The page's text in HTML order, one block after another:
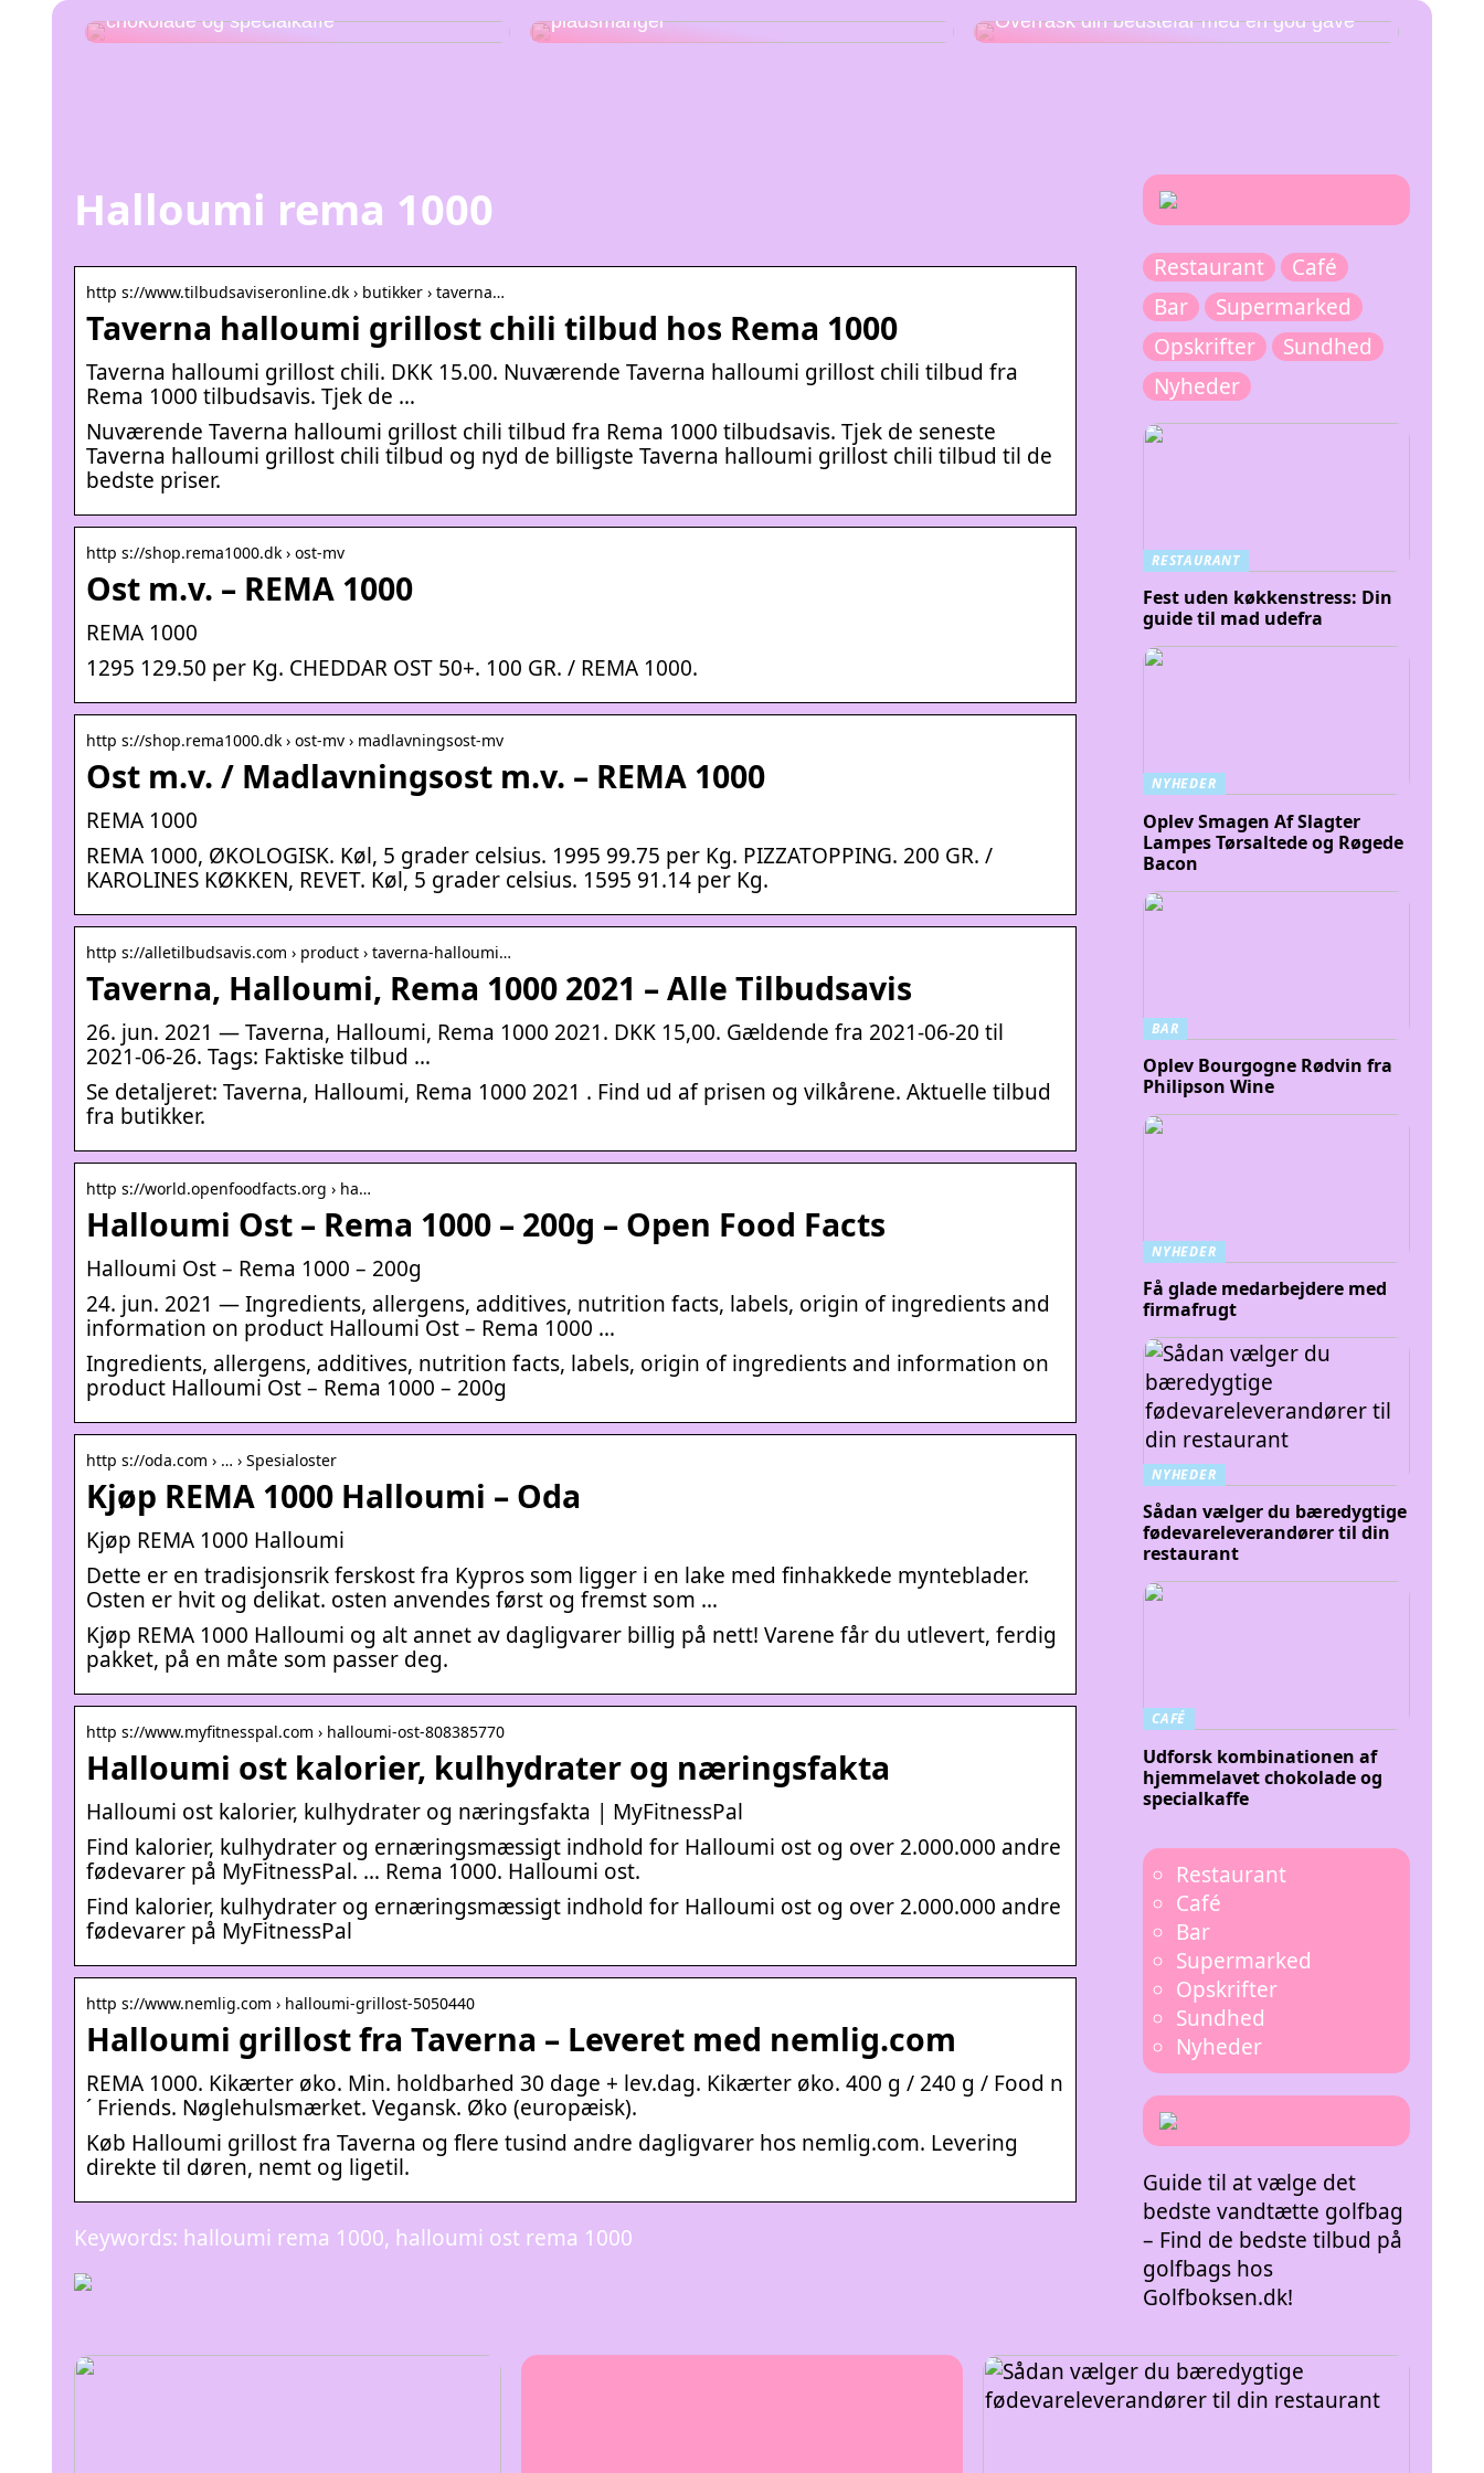
chokolade og specialkaffe
pladsmangel
Overrask din bedstefar med en god gave
Halloumi rema 1000
http s://www.tilbudsaviseronline.dk › butikker › taverna…
Taverna halloumi grillost chili tilbud hos Rema 1000
Taverna halloumi grillost chili. DKK 15.00. Nuværende Taverna halloumi grillost chili tilbud fra
Rema 1000 tilbudsavis. Tjek de …
Nuværende Taverna halloumi grillost chili tilbud fra Rema 1000 tilbudsavis. Tjek de seneste
Taverna halloumi grillost chili tilbud og nyd de billigste Taverna halloumi grillost chili tilbud til de
bedste priser.
http s://shop.rema1000.dk › ost-mv
Ost m.v. – REMA 1000
REMA 1000
1295 129.50 per Kg. CHEDDAR OST 50+. 100 GR. / REMA 1000.
http s://shop.rema1000.dk › ost-mv › madlavningsost-mv
Ost m.v. / Madlavningsost m.v. – REMA 1000
REMA 1000
REMA 1000, ØKOLOGISK. Køl, 5 grader celsius. 1995 99.75 per Kg. PIZZATOPPING. 200 GR. /
KAROLINES KØKKEN, REVET. Køl, 5 grader celsius. 1595 91.14 per Kg.
http s://alletilbudsavis.com › product › taverna-halloumi…
Taverna, Halloumi, Rema 1000 2021 – Alle Tilbudsavis
26. jun. 2021 — Taverna, Halloumi, Rema 1000 2021. DKK 15,00. Gældende fra 2021-06-20 til
2021-06-26. Tags: Faktiske tilbud …
Se detaljeret: Taverna, Halloumi, Rema 1000 2021 . Find ud af prisen og vilkårene. Aktuelle tilbud
fra butikker.
http s://world.openfoodfacts.org › ha…
Halloumi Ost – Rema 1000 – 200g – Open Food Facts
Halloumi Ost – Rema 1000 – 200g
24. jun. 2021 — Ingredients, allergens, additives, nutrition facts, labels, origin of ingredients and
information on product Halloumi Ost – Rema 1000 …
Ingredients, allergens, additives, nutrition facts, labels, origin of ingredients and information on
product Halloumi Ost – Rema 1000 – 200g
http s://oda.com › … › Spesialoster
Kjøp REMA 1000 Halloumi – Oda
Kjøp REMA 1000 Halloumi
Dette er en tradisjonsrik ferskost fra Kypros som ligger i en lake med finhakkede mynteblader.
Osten er hvit og delikat. osten anvendes først og fremst som …
Kjøp REMA 1000 Halloumi og alt annet av dagligvarer billig på nett! Varene får du utlevert, ferdig
pakket, på en måte som passer deg.
http s://www.myfitnesspal.com › halloumi-ost-808385770
Halloumi ost kalorier, kulhydrater og næringsfakta
Halloumi ost kalorier, kulhydrater og næringsfakta | MyFitnessPal
Find kalorier, kulhydrater og ernæringsmæssigt indhold for Halloumi ost og over 2.000.000 andre
fødevarer på MyFitnessPal. … Rema 1000. Halloumi ost.
Find kalorier, kulhydrater og ernæringsmæssigt indhold for Halloumi ost og over 2.000.000 andre
fødevarer på MyFitnessPal
http s://www.nemlig.com › halloumi-grillost-5050440
Halloumi grillost fra Taverna – Leveret med nemlig.com
REMA 1000. Kikærter øko. Min. holdbarhed 30 dage + lev.dag. Kikærter øko. 400 g / 240 g / Food n
´ Friends. Nøglehulsmærket. Vegansk. Øko (europæisk).
Køb Halloumi grillost fra Taverna og flere tusind andre dagligvarer hos nemlig.com. Levering
direkte til døren, nemt og ligetil.
Keywords: halloumi rema 1000, halloumi ost rema 1000
Restaurant
Café
Bar
Supermarked
Opskrifter
Sundhed
Nyheder
RESTAURANT
Fest uden køkkenstress: Din
guide til mad udefra
NYHEDER
Oplev Smagen Af Slagter
Lampes Tørsaltede og Røgede
Bacon
BAR
Oplev Bourgogne Rødvin fra
Philipson Wine
NYHEDER
Få glade medarbejdere med
firmafrugt
NYHEDER
Sådan vælger du bæredygtige
fødevareleverandører til din
restaurant
CAFÉ
Udforsk kombinationen af
hjemmelavet chokolade og
specialkaffe
Restaurant
Café
Bar
Supermarked
Opskrifter
Sundhed
Nyheder
Guide til at vælge det
bedste vandtætte golfbag
– Find de bedste tilbud på
golfbags hos
Golfboksen.dk!